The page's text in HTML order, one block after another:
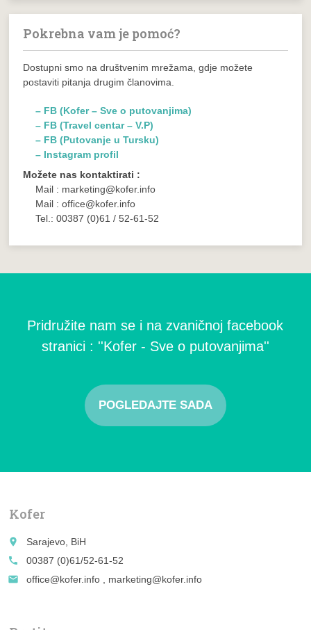
Pokrebna vam je pomoć?
Dostupni smo na društvenim mrežama, gdje možete
postaviti pitanja drugim članovima.
– FB (Kofer – Sve o putovanjima)
– FB (Travel centar – V.P)
– FB (Putovanje u Tursku)
– Instagram profil
Možete nas kontaktirati :
Mail : marketing@kofer.info
Mail : office@kofer.info
Tel.: 00387 (0)61 / 52-61-52
Pridružite nam se i na zvaničnoj facebook
stranici : ''Kofer - Sve o putovanjima''
POGLEDAJTE SADA
Kofer
place
Sarajevo, BiH
call
00387 (0)61/52-61-52
email
office@kofer.info , marketing@kofer.info